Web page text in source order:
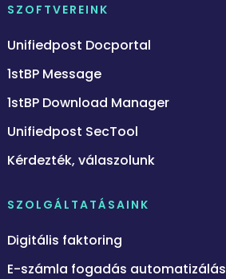
SZOFTVEREINK
Unifiedpost Docportal
1stBP Message
1stBP Download Manager
Unifiedpost SecTool
Kérdezték, válaszolunk
SZOLGÁLTATÁSAINK
Digitális faktoring
E-számla fogadás automatizálás